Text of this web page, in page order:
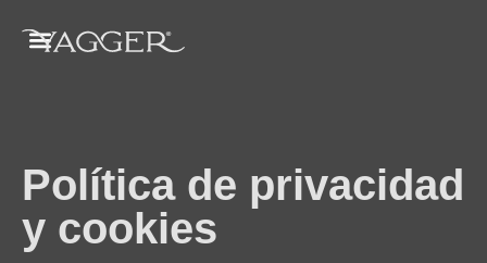
Política de privacidad
y cookies